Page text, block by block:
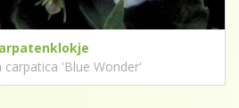
carpatica 'Blue Wonder'